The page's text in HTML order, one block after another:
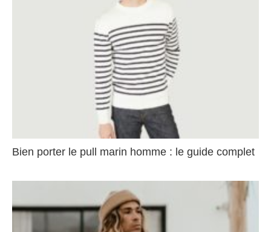
Bien porter le pull marin homme : le guide complet